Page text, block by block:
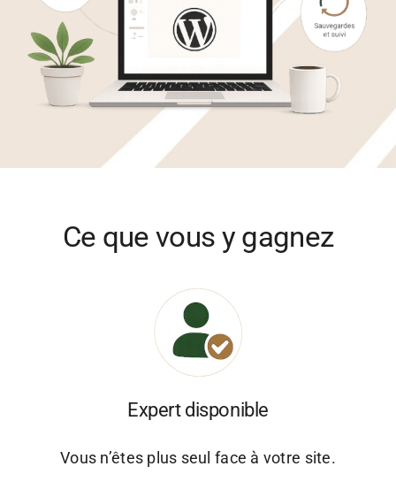
Ce que vous y gagnez
Expert disponible
Vous n’êtes plus seul face à votre site.